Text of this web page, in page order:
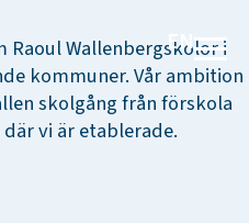
EN
Wallenbergskolor i
kommuner. Vår ambition
skolgång från förskola
vi är etablerade.